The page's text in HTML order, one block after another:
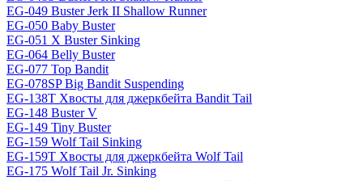
EG-049 Buster Jerk II Shallow Runner
EG-050 Baby Buster
EG-051 X Buster Sinking
EG-064 Belly Buster
EG-077 Top Bandit
EG-078SP Big Bandit Suspending
EG-138T Хвосты для джеркбейта Bandit Tail
EG-148 Buster V
EG-149 Tiny Buster
EG-159 Wolf Tail Sinking
EG-159T Хвосты для джеркбейта Wolf Tail
EG-175 Wolf Tail Jr. Sinking